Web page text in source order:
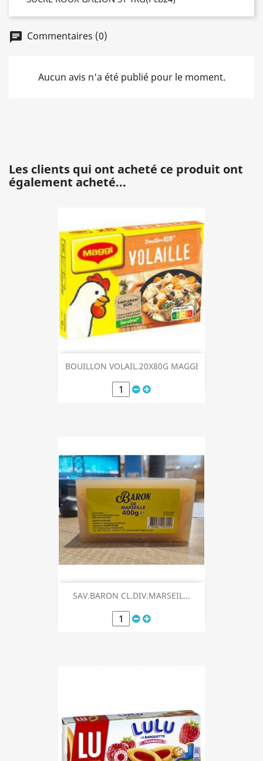
chat Commentaires (0)
Aucun avis n'a été publié pour le moment.
Les clients qui ont acheté ce produit ont
également acheté...
BOUILLON VOLAIL.20X80G MAGGI
SAV.BARON CL.DIV.MARSEIL...